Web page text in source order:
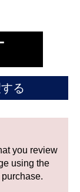
ィーク品
る
you review
using the